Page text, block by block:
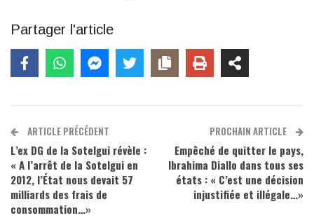
Partager l'article
ARTICLE PRÉCÉDENT
L’ex DG de la Sotelgui révèle :
« A l’arrêt de la Sotelgui en
2012, l’État nous devait 57
milliards des frais de
consommation…»
PROCHAIN ARTICLE
Empêché de quitter le pays,
Ibrahima Diallo dans tous ses
états : « C’est une décision
injustifiée et illégale…»